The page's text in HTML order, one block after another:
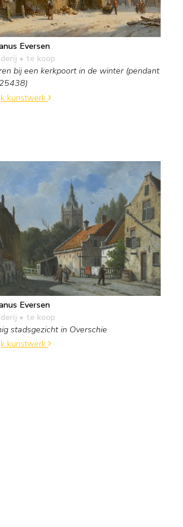
Eversen
• te koop
bij een kerkpoort in de winter (pendant
kunstwerk
Eversen
• te koop
stadsgezicht in Overschie
kunstwerk